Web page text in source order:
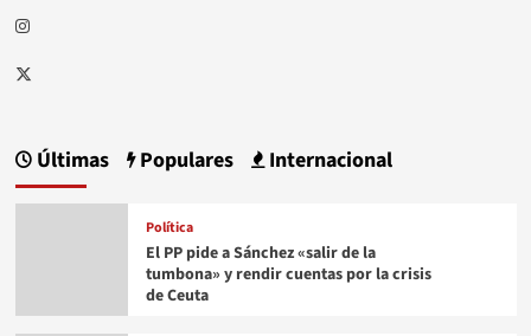
Instagram
Twitter
Últimas Populares Internacional
Política
El PP pide a Sánchez «salir de la
tumbona» y rendir cuentas por la crisis
de Ceuta